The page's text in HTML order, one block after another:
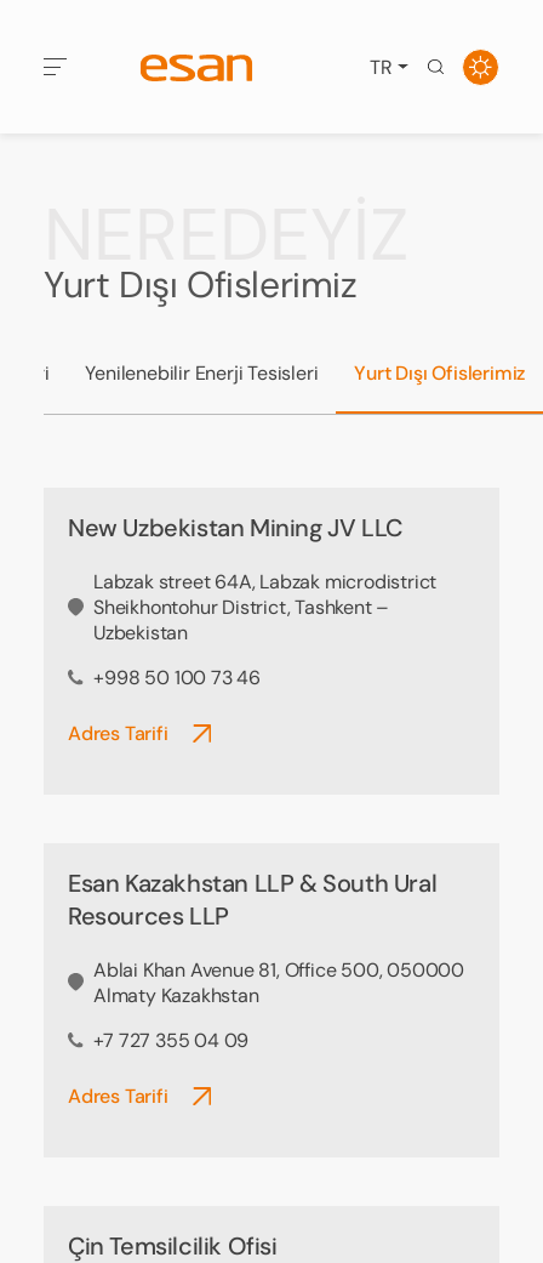
TR
Yurt Dışı Ofislerimiz
Yenilenebilir Enerji Tesisleri Yurt Dışı Ofislerimiz
New Uzbekistan Mining JV LLC
Labzak street 64A, Labzak microdistrict
Sheikhontohur District, Tashkent –
Uzbekistan
+998 50 100 73 46
Adres Tarifi
Esan Kazakhstan LLP & South Ural
Resources LLP
Ablai Khan Avenue 81, Office 500, 050000
Almaty Kazakhstan
+7 727 355 04 09
Adres Tarifi
Çin Temsilcilik Ofisi